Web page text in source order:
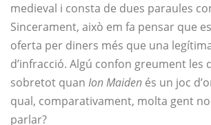
medieval i consta de dues paraules
Sincerament, això em fa pensar que
oferta per diners més que una
d’infracció. Algú confon greument les
sobretot quan Ion Maiden és un joc
qual, comparativament, molta gent
parlar?